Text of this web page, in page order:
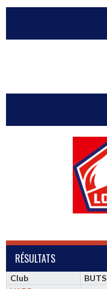
RÉSULTATS
Club BUTS